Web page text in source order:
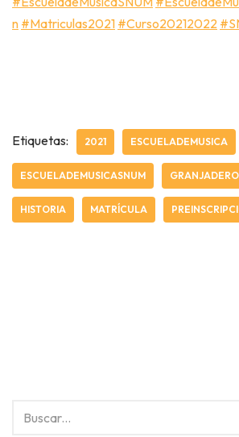
n #Matriculas2021 #Curso20212022
Etiquetas: 2021 ESCUELADEMUSICA
ESCUELADEMUSICASNUM
HISTORIA MATRÍCULA